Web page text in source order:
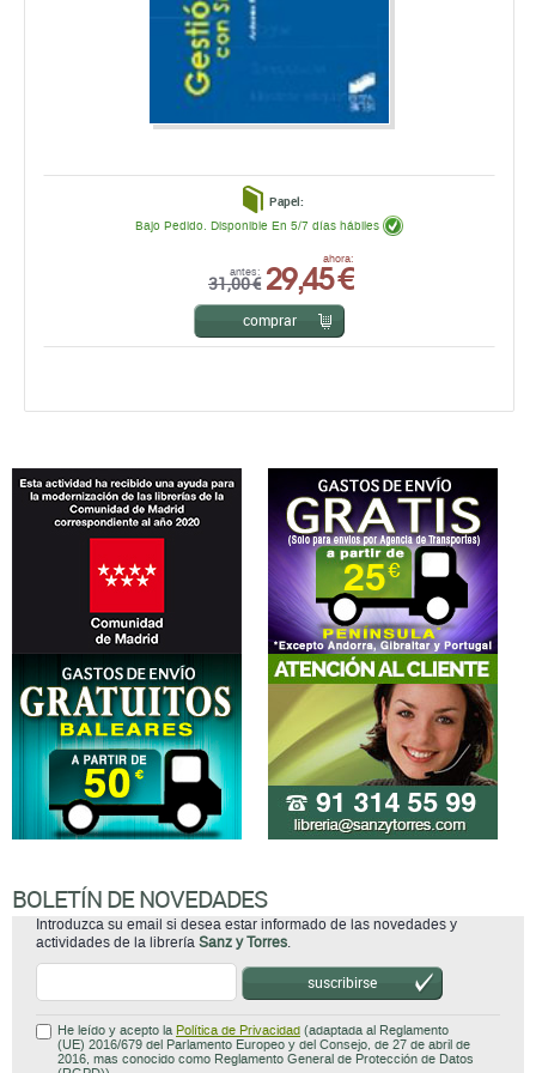
Papel:
antes:
31,00 €
ahora:
29,45 €
Bajo Pedido. Disponible En 5/7 días hábiles
comprar
BOLETÍN DE NOVEDADES
Introduzca su email si desea estar informado de las novedades y
actividades de la librería Sanz y Torres.
suscribirse
He leído y acepto la Política de Privacidad (adaptada al Reglamento
(UE) 2016/679 del Parlamento Europeo y del Consejo, de 27 de abril de
2016, mas conocido como Reglamento General de Protección de Datos